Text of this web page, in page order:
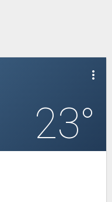
more_vert
23°